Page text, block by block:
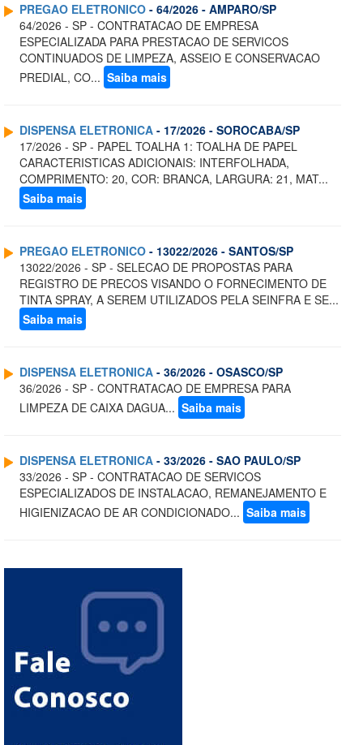
PREGAO ELETRONICO - 64/2026 - AMPARO/SP
64/2026 - SP - CONTRATACAO DE EMPRESA
ESPECIALIZADA PARA PRESTACAO DE SERVICOS
CONTINUADOS DE LIMPEZA, ASSEIO E CONSERVACAO
PREDIAL, CO... Saiba mais
DISPENSA ELETRONICA - 17/2026 - SOROCABA/SP
17/2026 - SP - PAPEL TOALHA 1: TOALHA DE PAPEL
CARACTERISTICAS ADICIONAIS: INTERFOLHADA,
COMPRIMENTO: 20, COR: BRANCA, LARGURA: 21, MAT...
Saiba mais
PREGAO ELETRONICO - 13022/2026 - SANTOS/SP
13022/2026 - SP - SELECAO DE PROPOSTAS PARA
REGISTRO DE PRECOS VISANDO O FORNECIMENTO DE
TINTA SPRAY, A SEREM UTILIZADOS PELA SEINFRA E SE...
Saiba mais
DISPENSA ELETRONICA - 36/2026 - OSASCO/SP
36/2026 - SP - CONTRATACAO DE EMPRESA PARA
LIMPEZA DE CAIXA DAGUA... Saiba mais
DISPENSA ELETRONICA - 33/2026 - SAO PAULO/SP
33/2026 - SP - CONTRATACAO DE SERVICOS
ESPECIALIZADOS DE INSTALACAO, REMANEJAMENTO E
HIGIENIZACAO DE AR CONDICIONADO... Saiba mais